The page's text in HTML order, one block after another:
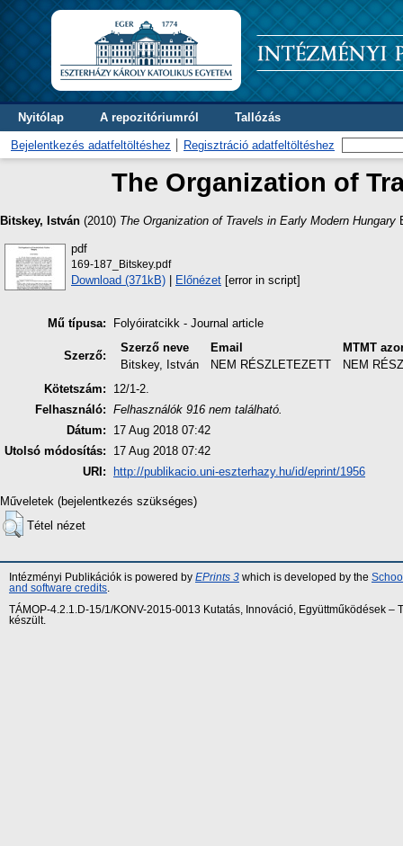
Nyitólap A repozitóriumról Tallózás
Bejelentkezés adatfeltöltéshez Regisztráció adatfeltöltéshez
The Organization of
Bitskey, István (2010) The Organization of Travels in Early Modern Hungary
pdf
169-187_Bitskey.pdf
Download (371kB) | Előnézet [error in script]
Mű típusa: Folyóiratcikk - Journal article
Szerző:
Szerző neve Email
MTMT
Bitskey, István
NEM RÉSZLETEZETT
NEM
Kötetszám:
12/1-2.
Felhasználó: Felhasználók 916 nem található.
Dátum:
17 Aug 2018 07:42
Utolsó módosítás:
17 Aug 2018 07:42
URI:
http://publikacio.uni-eszterhazy.hu/id/eprint/1956
Műveletek (bejelentkezés szükséges)
Tétel nézet
Intézményi Publikációk is powered by EPrints 3 which is developed by the
and software credits
TÁMOP-4.2.1.D-15/1/KONV-2015-0013 Kutatás, Innováció, Együttműködések
készült.